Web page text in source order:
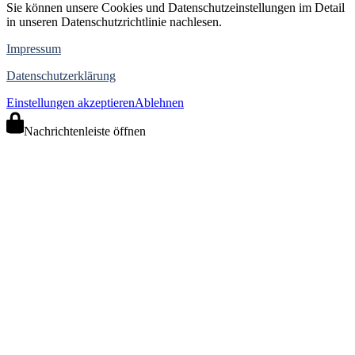
Sie können unsere Cookies und Datenschutzeinstellungen im Detail
in unseren Datenschutzrichtlinie nachlesen.
Impressum
Datenschutzerklärung
Einstellungen akzeptierenAblehnen
Nachrichtenleiste öffnen